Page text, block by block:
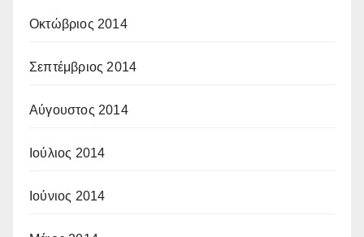
Οκτώβριος 2014
Σεπτέμβριος 2014
Αύγουστος 2014
Ιούλιος 2014
Ιούνιος 2014